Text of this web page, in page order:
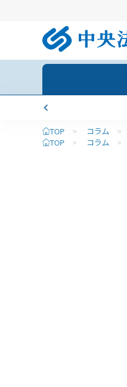
TOP > コラム >
TOP
> コラム >